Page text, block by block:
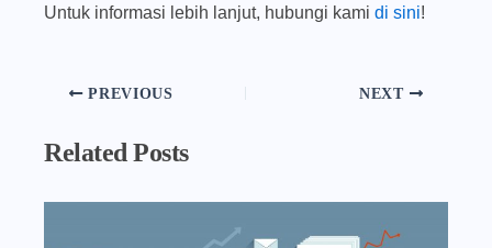
Untuk informasi lebih lanjut, hubungi kami di sini!
PREVIOUS NEXT
Related Posts